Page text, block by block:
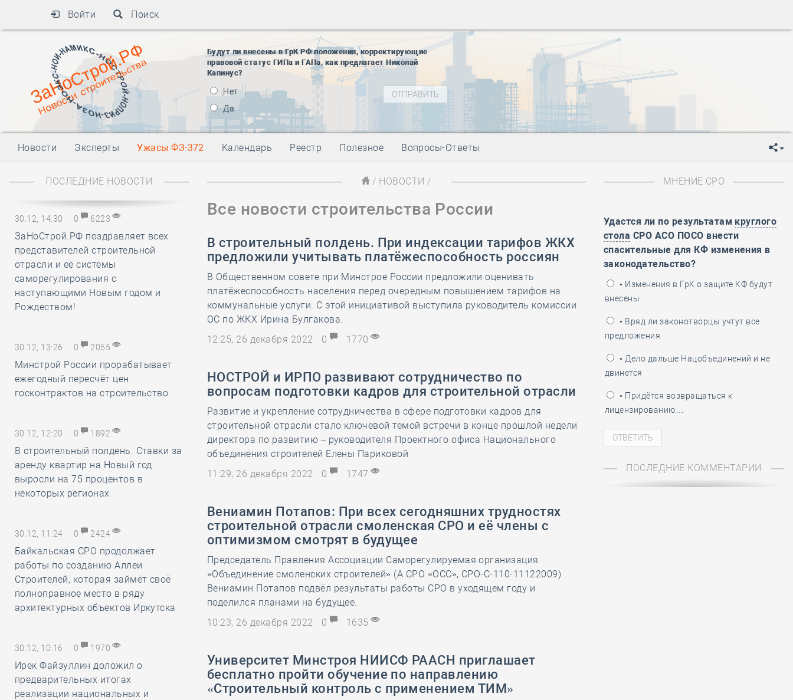
Войти Поиск
Будут ли внесены в ГрК РФ положения, корректирующие
правовой статус ГИПа и ГАПа, как предлагаетНиколай
Капинус?
Нет
Да
День Государственного флага Российской Федерации
-День знаний
-
День сотрудника органов внутренних дел РФ
27 января
День полного освобождения Ленинграда от фашистской
блокады
01 мая-
День Весны и Труда
09 мая -День Победы!
День Государственного флага Российской Федерации
10 ноября
День полного освобождения Ленинграда от фашистской
01 мая-День Весны и Труда
09 мая -День Победы!
28 мая-День пограничника
Новости Эксперты Ужасы ФЗ-372 Календарь Реестр Полезное Вопросы-Ответы
ПОСЛЕДНИЕ НОВОСТИ
30.12, 14:30 0 6223
ЗаНоСтрой.РФ поздравляет всех
представителей строительной
отрасли и её системы
саморегулирования с
наступающими Новым годом и
Рождеством!
30.12, 13:26 0 2055
Минстрой России прорабатывает
ежегодный пересчёт цен
госконтрактов на строительство
30.12, 12:20 0 1892
В строительный полдень. Ставки за
аренду квартир на Новый год
выросли на 75 процентов в
некоторых регионах
30.12, 11:24 0 2424
Байкальская СРО продолжает
работы по созданию Аллеи
Строителей, которая займёт своё
полноправное место в ряду
архитектурных объектов Иркутска
30.12, 10:16 0 1970
Ирек Файзуллин доложил о
предварительных итогах
реализации национальных и
/ НОВОСТИ /
Все новости строительства России
В строительный полдень. При индексации тарифов ЖКХ
предложили учитывать платёжеспособность россиян
В Общественном совете при Минстрое России предложили оценивать
платёжеспособность населения перед очередным повышением тарифов на
коммунальные услуги. С этой инициативой выступила руководитель комиссии
ОС по ЖКХ Ирина Булгакова.
12:25, 26 декабря 2022
0 1770
НОСТРОЙ и ИРПО развивают сотрудничество по
вопросам подготовки кадров для строительной отрасли
Развитие и укрепление сотрудничества в сфере подготовки кадров для
строительной отрасли стало ключевой темой встречи в конце прошлой недели
директора по развитию – руководителя Проектного офиса Национального
объединения строителей Елены Париковой
11:29, 26 декабря 2022
0 1747
Вениамин Потапов: При всех сегодняшних трудностях
строительной отрасли смоленская СРО и её члены с
оптимизмом смотрят в будущее
Председатель Правления Ассоциации Саморегулируемая организация
«Объединение смоленских строителей» (А СРО «ОСС», СРО-С-110-11122009)
Вениамин Потапов подвёл результаты работы СРО в уходящем году и
поделился планами на будущее.
10:23, 26 декабря 2022
0 1635
Университет Минстроя НИИСФ РААСН приглашает
бесплатно пройти обучение по направлению
«Строительный контроль с применением ТИМ»
МНЕНИЕ СРО
Удастся ли по результатам круглого
стола СРО АСО ПОСО внести
спасительные для КФ изменения в
законодательство?
• Изменения в ГрК о защите КФ будут
внесены
• Вряд ли законотворцы учтут все
предложения
• Дело дальше Нацобъединений и не
двинется
• Придётся возвращаться к
лицензированию…
ПОСЛЕДНИЕ КОММЕНТАРИИ